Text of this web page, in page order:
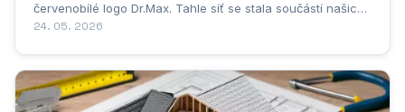
červenobílé logo Dr.Max. Tahle síť se stala součástí našich
životů tak přirozeně, jako by tu byla odjakživa. Za tímhle
24. 05. 2026